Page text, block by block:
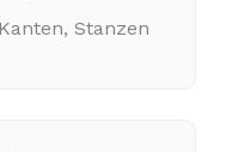
Stanzen